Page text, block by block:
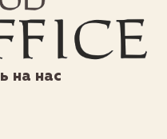
на нас